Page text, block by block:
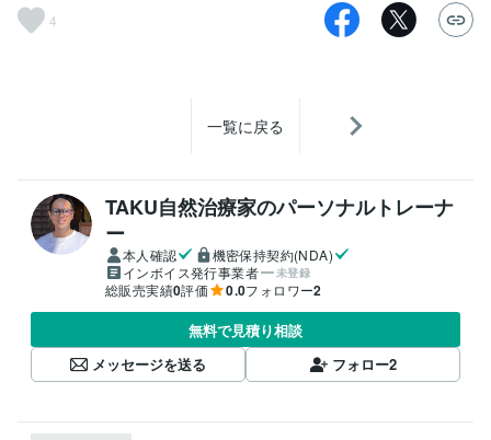
4
一覧に戻る
TAKU自然治療家のパーソナルトレーナ
ー
本人確認
機密保持契約(NDA)
インボイス発行事業者
未登録
総販売実績0評価 0.0フォロワー2
無料で見積り相談
メッセージを送る
フォロー2